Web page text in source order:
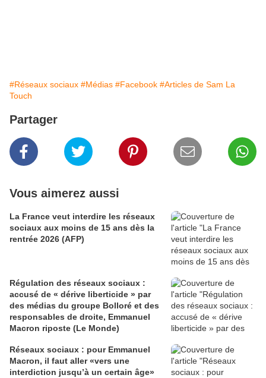
#Réseaux sociaux #Médias #Facebook #Articles de Sam La
Touch
Partager
Vous aimerez aussi
La France veut interdire les réseaux
sociaux aux moins de 15 ans dès la
rentrée 2026 (AFP)
Régulation des réseaux sociaux :
accusé de « dérive liberticide » par
des médias du groupe Bolloré et des
responsables de droite, Emmanuel
Macron riposte (Le Monde)
Réseaux sociaux : pour Emmanuel
Macron, il faut aller «vers une
interdiction jusqu’à un certain âge»